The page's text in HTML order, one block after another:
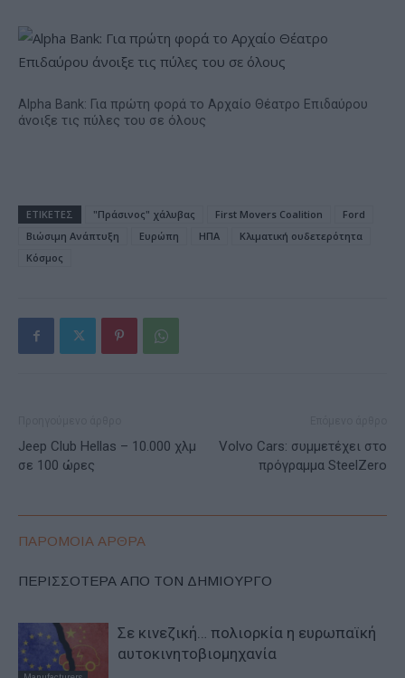
Alpha Bank: Για πρώτη φορά το Αρχαίο Θέατρο Επιδαύρου
άνοιξε τις πύλες του σε όλους
ΕΤΙΚΕΤΕΣ "Πράσινος" χάλυβας First Movers Coalition
Ford
Βιώσιμη Ανάπτυξη
Ευρώπη ΗΠΑ
Κλιματική ουδετερότητα
Κόσμος
Jeep Club Hellas – 10.000 χλμ
σε 100 ώρες
Volvo Cars: συμμετέχει στο
πρόγραμμα SteelZero
ΠΑΡΟΜΟΙΑ ΑΡΘΡΑ
ΠΕΡΙΣΣΟΤΕΡΑ ΑΠΟ ΤΟΝ ΔΗΜΙΟΥΡΓΟ
Σε κινεζική… πολιορκία η ευρωπαϊκή
αυτοκινητοβιομηχανία